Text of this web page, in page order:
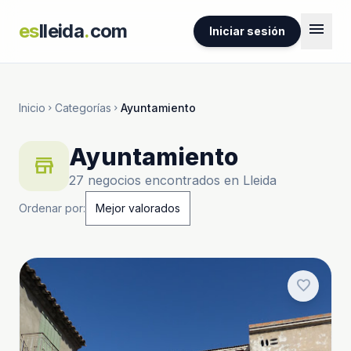
eslleida.com Iniciar sesión menu
Inicio chevron_right Categorías chevron_right Ayuntamiento
store Ayuntamiento
27 negocios encontrados en Lleida
Ordenar por:
favorite